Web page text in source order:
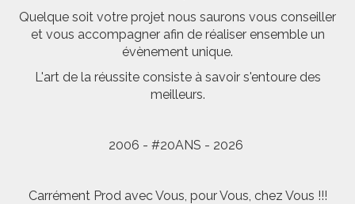
Quelque soit votre projet nous saurons vous conseiller
et vous accompagner afin de réaliser ensemble un
évènement unique.
L'art de la réussite consiste à savoir s'entoure des
meilleurs.
2006 - #20ANS - 2026
Carrément Prod avec Vous, pour Vous, chez Vous !!!